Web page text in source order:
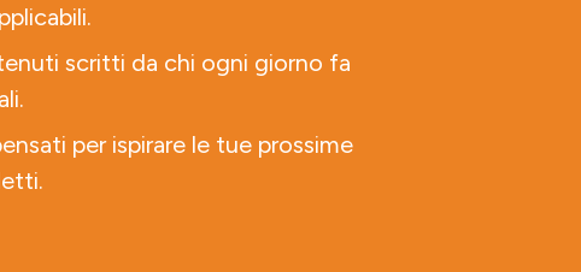
scritti da chi ogni giorno fa
per ispirare le tue prossime